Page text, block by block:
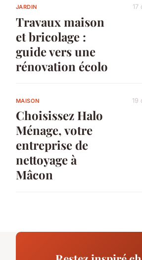
JARDIN
Travaux maison
et bricolage :
guide vers une
rénovation écolo
17
MAISON
Choisissez Halo
Ménage, votre
entreprise de
nettoyage à
Mâcon
19